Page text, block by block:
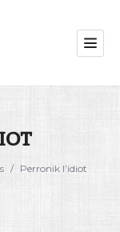
/ Perronik l’idiot